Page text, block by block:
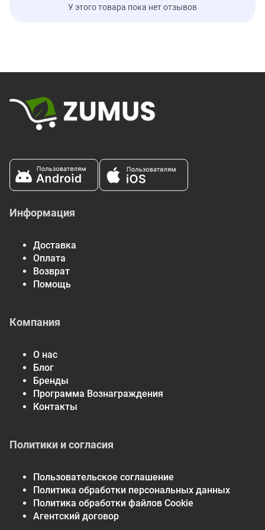
У этого товара пока нет отзывов
Информация
Доставка
Оплата
Возврат
Помощь
Компания
О нас
Блог
Бренды
Программа Вознаграждения
Контакты
Политики и согласия
Пользовательское соглашение
Политика обработки персональных данных
Политика обработки файлов Cookie
Агентский договор